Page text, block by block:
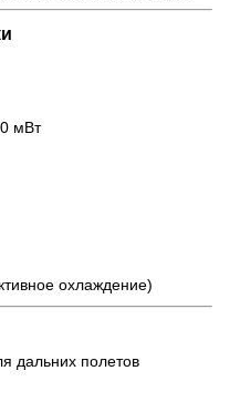
мВт
охлаждение)
дальних полетов